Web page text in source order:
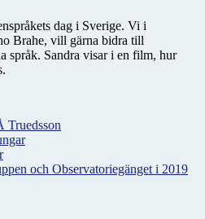
dag i Sverige. Vi i
Brahe, vill gärna bidra till
språk. Sandra visar i en film, hur
Truedsson
och Observatoriegänget i 2019